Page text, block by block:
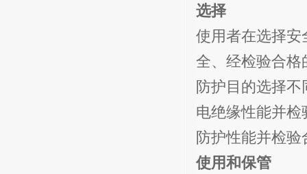
选择
使用者在选择安
全、经检验合格
防护目的选择
电绝缘性能并
防护性能并检
使用和保管